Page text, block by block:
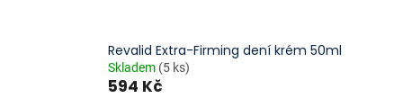
Revalid Extra-Firming dení krém 50ml
Skladem (5 ks)
594 Kč